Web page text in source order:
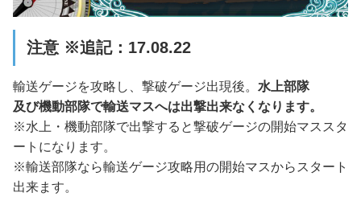
注意 ※追記：17.08.22
輸送ゲージを攻略し、撃破ゲージ出現後。 水上部隊
及び機動部隊で輸送マスへは出撃出来なくなります。
※水上・機動部隊で出撃すると撃破ゲージの開始マススタ
ートになります。
※輸送部隊なら輸送ゲージ攻略用の開始マスからスタート
出来ます。